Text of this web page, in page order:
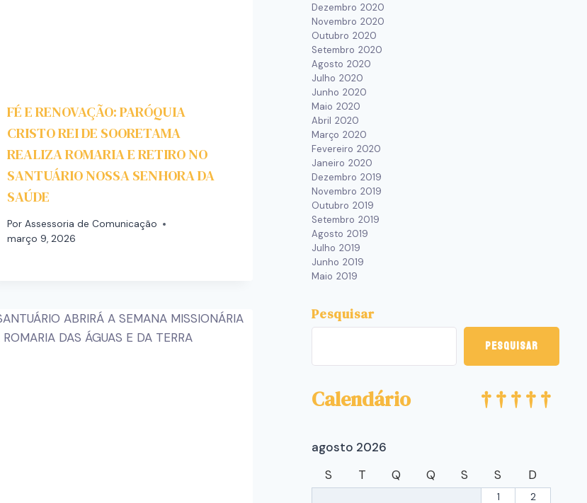
FÉ E RENOVAÇÃO: PARÓQUIA
CRISTO REI DE SOORETAMA
REALIZA ROMARIA E RETIRO NO
SANTUÁRIO NOSSA SENHORA DA
SAÚDE
Por Assessoria de Comunicação
março 9, 2026
Dezembro 2020
Novembro 2020
Outubro 2020
Setembro 2020
Agosto 2020
Julho 2020
Junho 2020
Maio 2020
Abril 2020
Março 2020
Fevereiro 2020
Janeiro 2020
Dezembro 2019
Novembro 2019
Outubro 2019
Setembro 2019
Agosto 2019
Julho 2019
Junho 2019
Maio 2019
Pesquisar
Pesquisar
Calendário
agosto 2026
S
T Q Q S S D
1 2